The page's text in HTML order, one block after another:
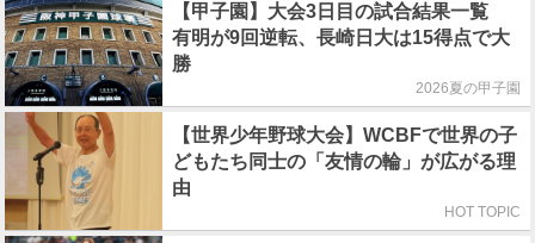
【甲子園】大会3日目の試合結果一覧
有明が9回逆転、長崎日大は15得点で大
勝
2026夏の甲子園
【世界少年野球大会】WCBFで世界の子
どもたち同士の「友情の輪」が広がる理
由
HOT TOPIC